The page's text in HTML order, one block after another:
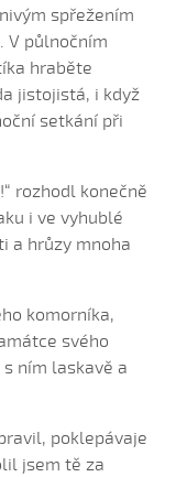
Balajka, 2010)
2008)
Klára, 2010)
spřežením
V půlnočním
hraběte
jistojistá, i když
setkání při
rozhodl konečně
i ve vyhublé
a hrůzy mnoha
komorníka,
svého
ním laskavě a
poklepávaje
jsem tě za